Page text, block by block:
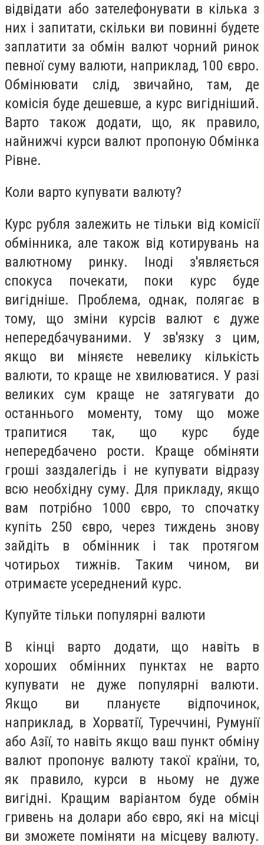
відвідати або зателефонувати в кілька з
них і запитати, скільки ви повинні будете
заплатити за обмін валют чорний ринок
певної суму валюти, наприклад, 100 євро.
Обмінювати слід, звичайно, там, де
комісія буде дешевше, а курс вигідніший.
Варто також додати, що, як правило,
найнижчі курси валют пропоную Обмінка
Рівне.
Коли варто купувати валюту?
Курс рубля залежить не тільки від комісії
обмінника, але також від котирувань на
валютному ринку. Іноді з'являється
спокуса почекати, поки курс буде
вигідніше. Проблема, однак, полягає в
тому, що зміни курсів валют є дуже
непередбачуваними. У зв'язку з цим,
якщо ви міняєте невелику кількість
валюти, то краще не хвилюватися. У разі
великих сум краще не затягувати до
останнього моменту, тому що може
трапитися так, що курс буде
непередбачено рости. Краще обміняти
гроші заздалегідь і не купувати відразу
всю необхідну суму. Для прикладу, якщо
вам потрібно 1000 євро, то спочатку
купіть 250 євро, через тиждень знову
зайдіть в обмінник і так протягом
чотирьох тижнів. Таким чином, ви
отримаєте усереднений курс.
Купуйте тільки популярні валюти
В кінці варто додати, що навіть в
хороших обмінних пунктах не варто
купувати не дуже популярні валюти.
Якщо ви плануєте відпочинок,
наприклад, в Хорватії, Туреччині, Румунії
або Азії, то навіть якщо ваш пункт обміну
валют пропонує валюту такої країни, то,
як правило, курси в ньому не дуже
вигідні. Кращим варіантом буде обмін
гривень на долари або євро, які на місці
ви зможете поміняти на місцеву валюту.